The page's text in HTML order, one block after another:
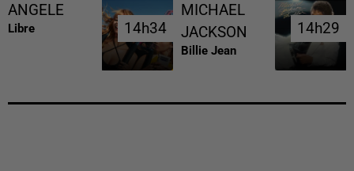
ANGELE
Libre 14h34
14h34
MICHAEL
JACKSON
Billie Jean
14h29
14h29